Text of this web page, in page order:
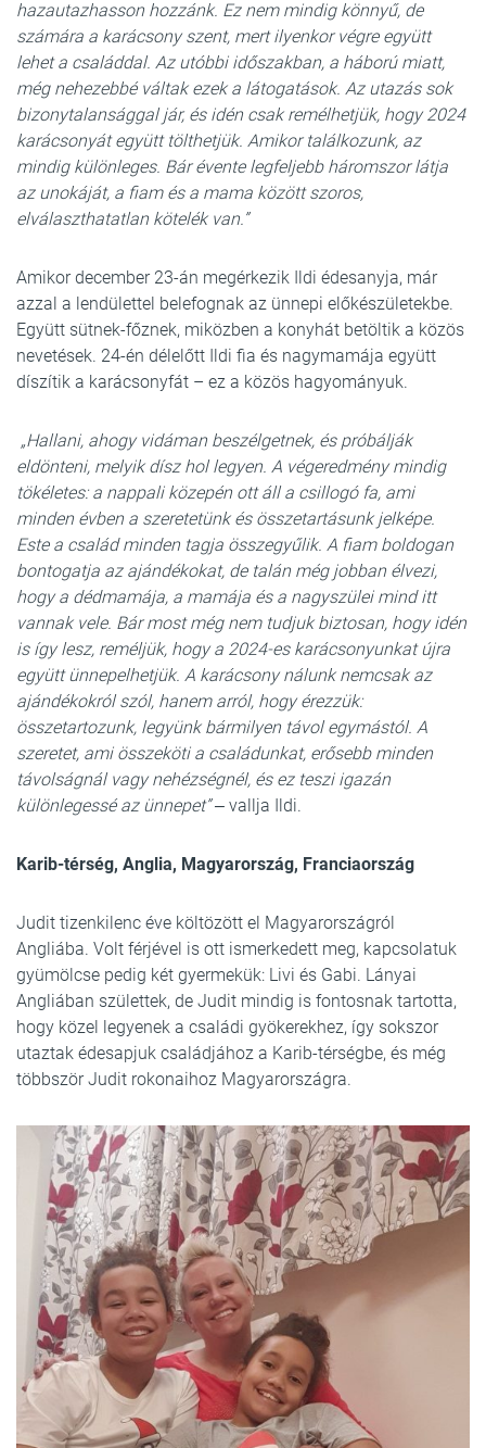
hazautazhasson hozzánk. Ez nem mindig könnyű, de
számára a karácsony szent, mert ilyenkor végre együtt
lehet a családdal. Az utóbbi időszakban, a háború miatt,
még nehezebbé váltak ezek a látogatások. Az utazás sok
bizonytalansággal jár, és idén csak remélhetjük, hogy 2024
karácsonyát együtt tölthetjük. Amikor találkozunk, az
mindig különleges. Bár évente legfeljebb háromszor látja
az unokáját, a fiam és a mama között szoros,
elválaszthatatlan kötelék van.”
Amikor december 23-án megérkezik Ildi édesanyja, már
azzal a lendülettel belefognak az ünnepi előkészületekbe.
Együtt sütnek-főznek, miközben a konyhát betöltik a közös
nevetések. 24-én délelőtt Ildi fia és nagymamája együtt
díszítik a karácsonyfát – ez a közös hagyományuk.
„Hallani, ahogy vidáman beszélgetnek, és próbálják
eldönteni, melyik dísz hol legyen. A végeredmény mindig
tökéletes: a nappali közepén ott áll a csillogó fa, ami
minden évben a szeretetünk és összetartásunk jelképe.
Este a család minden tagja összegyűlik. A fiam boldogan
bontogatja az ajándékokat, de talán még jobban élvezi,
hogy a dédmamája, a mamája és a nagyszülei mind itt
vannak vele. Bár most még nem tudjuk biztosan, hogy idén
is így lesz, reméljük, hogy a 2024-es karácsonyunkat újra
együtt ünnepelhetjük. A karácsony nálunk nemcsak az
ajándékokról szól, hanem arról, hogy érezzük:
összetartozunk, legyünk bármilyen távol egymástól. A
szeretet, ami összeköti a családunkat, erősebb minden
távolságnál vagy nehézségnél, és ez teszi igazán
különlegessé az ünnepet” ‒ vallja Ildi.
Karib-térség, Anglia, Magyarország, Franciaország
Judit tizenkilenc éve költözött el Magyarországról
Angliába. Volt férjével is ott ismerkedett meg, kapcsolatuk
gyümölcse pedig két gyermekük: Livi és Gabi. Lányai
Angliában születtek, de Judit mindig is fontosnak tartotta,
hogy közel legyenek a családi gyökerekhez, így sokszor
utaztak édesapjuk családjához a Karib-térségbe, és még
többször Judit rokonaihoz Magyarországra.